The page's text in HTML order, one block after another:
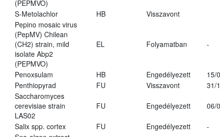
(PEPMVO)
S-Metolachlor HB
Visszavont
Pepino mosaic virus
(PepMV) Chilean
(CH2) strain, mild
isolate Abp2
(PEPMVO)
EL Folyamatban -
Penoxsulam HB Engedélyezett
15/
Penthiopyrad
FU Visszavont
31/
Saccharomyces
cerevisiae strain
LAS02
FU Engedélyezett 06/
Salix spp. cortex FU Engedélyezett
-